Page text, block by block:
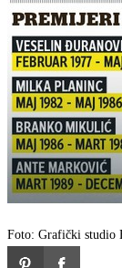
Foto: Grafički studio